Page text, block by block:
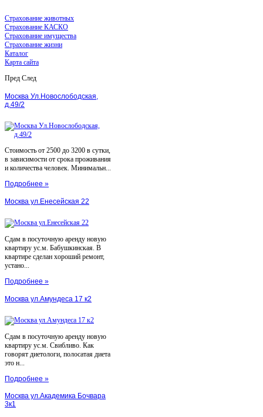
Страхование животных
Страхование КАСКО
Страхование имущества
Страхование жизни
Каталог
Карта сайта
Пред След
Москва Ул.Новослободская,
д.49/2
Стоимость от 2500 до 3200 в сутки,
в зависимости от срока проживания
и количества человек. Минимальн...
Подробнее »
Москва ул.Енесейская 22
Сдам в посуточную аренду новую
квартиру ус.м. Бабушкинская. В
квартире сделан хороший ремонт,
устано...
Подробнее »
Москва ул.Амундеса 17 к2
Сдам в посуточную аренду новую
квартиру ус.м. Свибливо. Как
говорят диетологи, полосатая диета
это н...
Подробнее »
Москва ул.Академика Бочвара
3к1